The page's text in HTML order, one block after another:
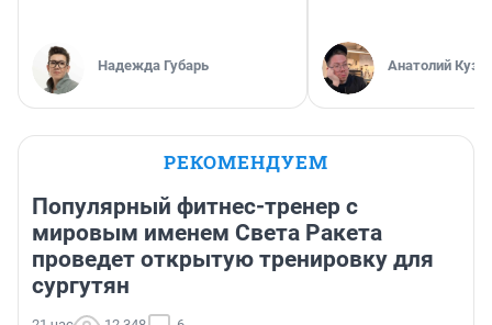
Надежда Губарь Анатолий
РЕКОМЕНДУЕМ
Популярный фитнес-тренер с
мировым именем Света Ракета
проведет открытую тренировку для
сургутян